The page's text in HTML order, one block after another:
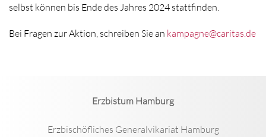
selbst können bis Ende des Jahres 2024 stattfinden.
Bei Fragen zur Aktion, schreiben Sie an kampagne@caritas.de
Erzbistum Hamburg
Erzbischöfliches Generalvikariat Hamburg